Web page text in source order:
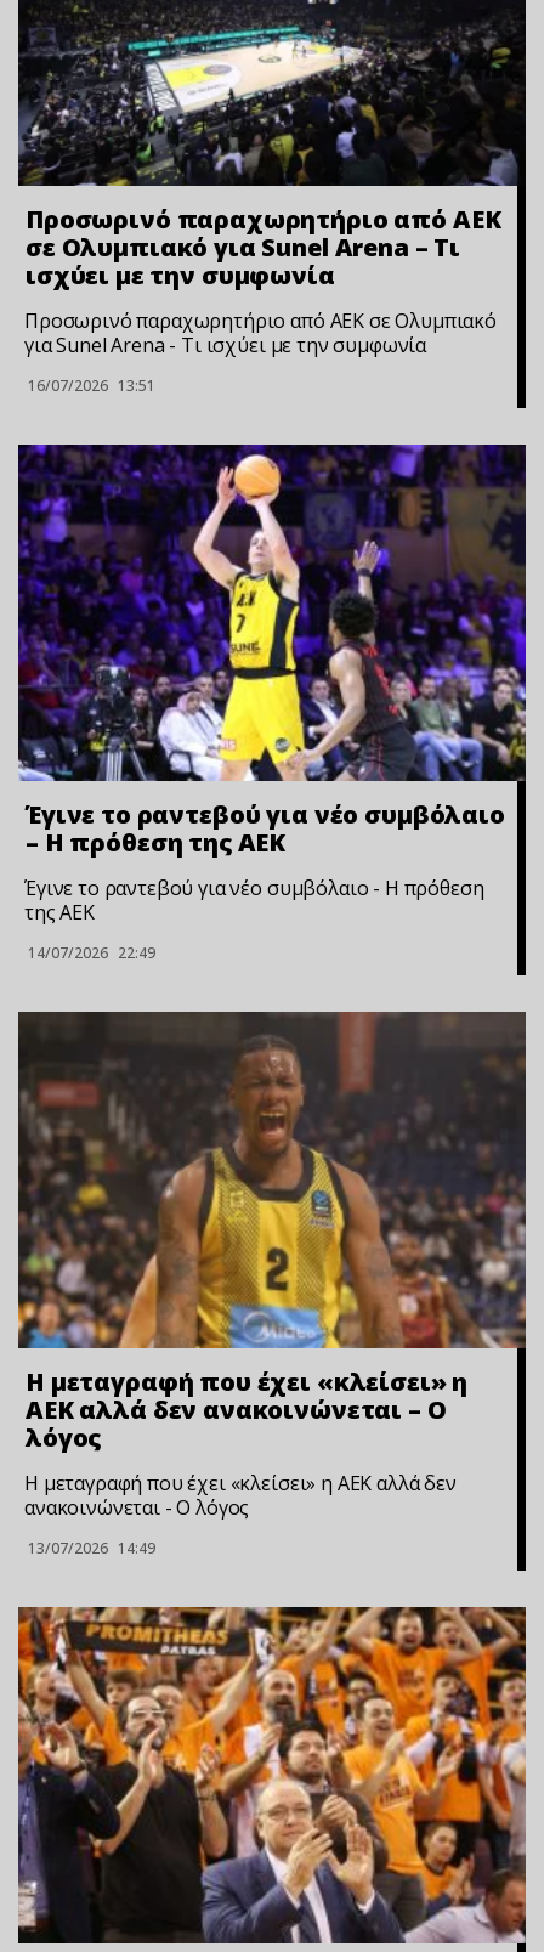
Προσωρινό παραχωρητήριο από ΑΕΚ
σε Ολυμπιακό για Sunel Arena – Τι
ισχύει με την συμφωνία
Προσωρινό παραχωρητήριο από ΑΕΚ σε Ολυμπιακό
για Sunel Arena - Τι ισχύει με την συμφωνία
16/07/2026 13:51
Έγινε το ραντεβού για νέο συμβόλαιο
– Η πρόθεση της ΑΕΚ
Έγινε το ραντεβού για νέο συμβόλαιο - Η πρόθεση
της ΑΕΚ
14/07/2026 22:49
Η μεταγραφή που έχει «κλείσει» η
ΑΕΚ αλλά δεν ανακοινώνεται – Ο
λόγος
Η μεταγραφή που έχει «κλείσει» η ΑΕΚ αλλά δεν
ανακοινώνεται - Ο λόγος
13/07/2026 14:49